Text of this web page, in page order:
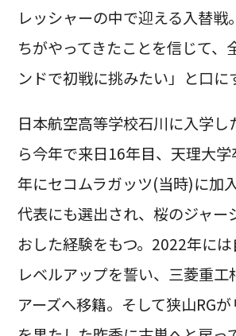
レッシャーの中で迎える入替戦
ちがやってきたことを信じて、
ンドで初戦に挑みたい」と口に
日本航空高等学校石川に入学し
ら今年で来日16年目、天理大
年にセコムラガッツ(当時)に加
代表にも選出され、桜のジャー
おした経験をもつ。2022年に
レベルアップを誓い、三菱重工
アーズへ移籍。そして狭山RG